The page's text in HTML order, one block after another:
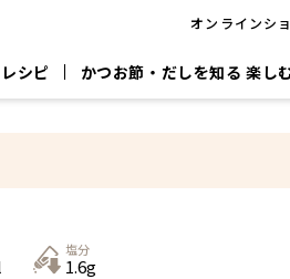
オンラインシ
レシピ かつお節・だしを知る 楽し
塩分
1.6g